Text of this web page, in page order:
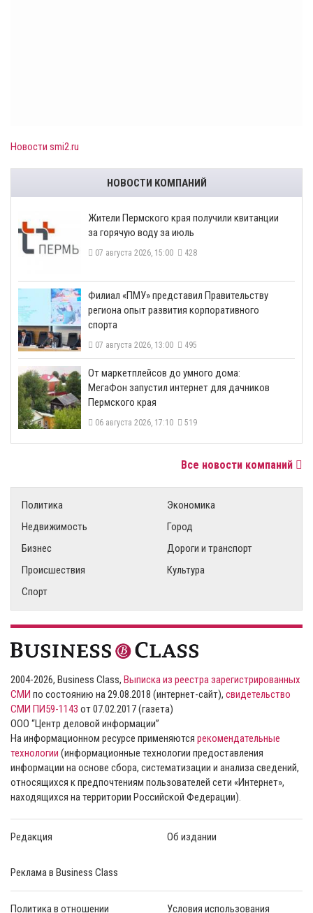
Новости smi2.ru
НОВОСТИ КОМПАНИЙ
​Жители Пермского края получили квитанции
за горячую воду за июль
07 августа 2026, 15:00 428
​Филиал «ПМУ» представил Правительству
региона опыт развития корпоративного
спорта
07 августа 2026, 13:00 495
От маркетплейсов до умного дома:
МегаФон запустил интернет для дачников
Пермского края
06 августа 2026, 17:10 519
Все новости компаний
Политика
Экономика
Недвижимость
Город
Бизнес
Дороги и транспорт
Происшествия
Культура
Спорт
2004-2026, Business Class, Выписка из реестра зарегистрированных
СМИ по состоянию на 29.08.2018 (интернет-сайт), свидетельство
СМИ ПИ59-1143 от 07.02.2017 (газета)
ООО “Центр деловой информации”
На информационном ресурсе применяются рекомендательные
технологии (информационные технологии предоставления
информации на основе сбора, систематизации и анализа сведений,
относящихся к предпочтениям пользователей сети «Интернет»,
находящихся на территории Российской Федерации).
Редакция Об издании
Реклама в Business Class
Политика в отношении Условия использования